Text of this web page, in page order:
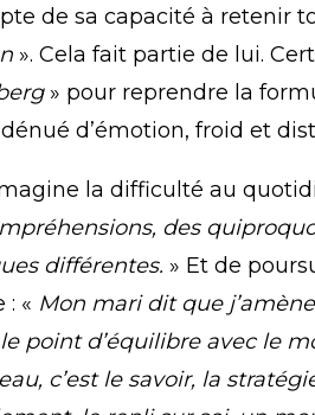
de sa capacité à retenir
». Cela fait partie de lui.
» pour reprendre la
d’émotion, froid et
la difficulté au
des
différentes. » Et de
: « Mon mari dit que
point d’équilibre avec le
c’est le savoir, la